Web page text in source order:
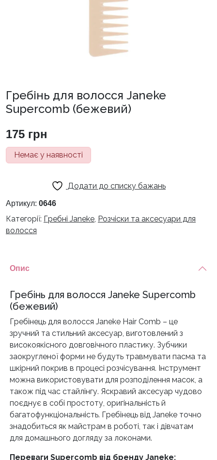
Гребінь для волосся Janeke
Supercomb (бежевий)
175 грн
Немає у наявності
Додати до списку бажань
Артикул: 0646
Категорії: Гребні Janeke, Розчіски та аксесуари для
волосся
Опис
Гребінь для волосся Janeke Supercomb
(бежевий)
Гребінець для волосся Janeke Hair Comb – це
зручний та стильний аксесуар, виготовлений з
високоякісного довговічного пластику. Зубчики
заокругленої форми не будуть травмувати пасма та
шкірний покрив в процесі розчісування. Інструмент
можна використовувати для розподілення масок, а
також під час стайлінгу. Яскравий аксесуар чудово
поєднує в собі простоту, оригінальність й
багатофункціональність. Гребінець від Janeke точно
знадобиться як майстрам в роботі, так і дівчатам
для домашнього догляду за локонами.
Переваги Supercomb від бренду Janeke: